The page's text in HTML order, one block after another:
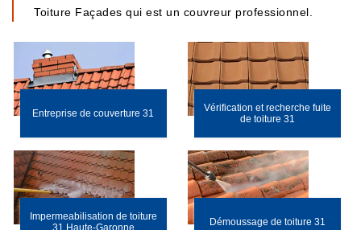
Toiture Façades qui est un couvreur professionnel.
Entreprise de couverture 31
Vérification et recherche fuite
de toiture 31
Impermeabilisation de toiture
31 Haute-Garonne
Démoussage de toiture 31